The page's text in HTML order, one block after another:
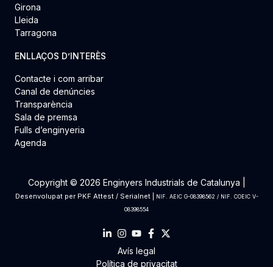
Girona
Lleida
Tarragona
ENLLAÇOS D’INTERÈS
Contacte i com arribar
Canal de denúncies
Transparència
Sala de premsa
Fulls d’enginyeria
Agenda
Copyright © 2026 Enginyers Industrials de Catalunya |
Desenvolupat per PKF Attest/ Serialnet|
NIF. AEIC G-08398562 / NIF. COEIC V-
08398554
Avís legal
Política de privacitat